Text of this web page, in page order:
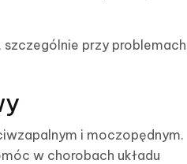
przy problemach
i moczopędnym.
w chorobach układu